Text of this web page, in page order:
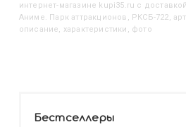
интернет-магазине kupi35.ru с
Аниме. Парк аттракционов, РКСБ-722,
описание, характеристики, фото
Бестселлеры